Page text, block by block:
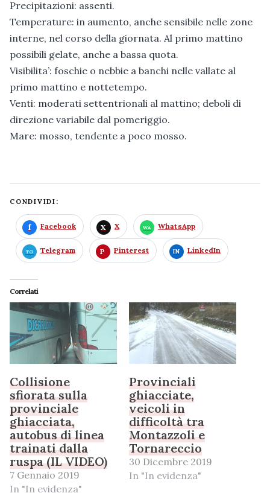
Precipitazioni: assenti.
Temperature: in aumento, anche sensibile nelle zone
interne, nel corso della giornata. Al primo mattino
possibili gelate, anche a bassa quota.
Visibilita’: foschie o nebbie a banchi nelle vallate al
primo mattino e nottetempo.
Venti: moderati settentrionali al mattino; deboli di
direzione variabile dal pomeriggio.
Mare: mosso, tendente a poco mosso.
CONDIVIDI:
Facebook X WhatsApp
Telegram Pinterest LinkedIn
Correlati
Collisione
sfiorata sulla
provinciale
ghiacciata,
autobus di linea
trainati dalla
ruspa (IL VIDEO)
7 Gennaio 2019
In "In evidenza"
Provinciali
ghiacciate,
veicoli in
difficoltà tra
Montazzoli e
Tornareccio
30 Dicembre 2019
In "In evidenza"